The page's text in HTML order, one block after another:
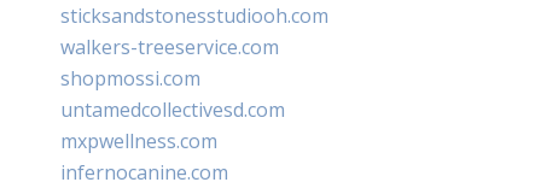
sticksandstonesstudiooh.com
walkers-treeservice.com
shopmossi.com
untamedcollectivesd.com
mxpwellness.com
infernocanine.com